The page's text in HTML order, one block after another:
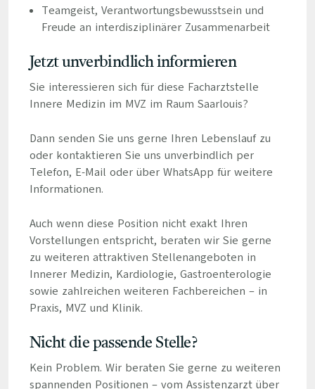
Teamgeist, Verantwortungsbewusstsein und
Freude an interdisziplinärer Zusammenarbeit
Jetzt unverbindlich informieren
Sie interessieren sich für diese Facharztstelle
Innere Medizin im MVZ im Raum Saarlouis?
Dann senden Sie uns gerne Ihren Lebenslauf zu
oder kontaktieren Sie uns unverbindlich per
Telefon, E-Mail oder über WhatsApp für weitere
Informationen.
Auch wenn diese Position nicht exakt Ihren
Vorstellungen entspricht, beraten wir Sie gerne
zu weiteren attraktiven Stellenangeboten in
Innerer Medizin, Kardiologie, Gastroenterologie
sowie zahlreichen weiteren Fachbereichen – in
Praxis, MVZ und Klinik.
Nicht die passende Stelle?
Kein Problem. Wir beraten Sie gerne zu weiteren
spannenden Positionen – vom Assistenzarzt über